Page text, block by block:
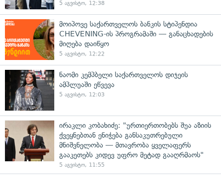
5 აგვისტო, 12:38
მოიპოვე საქართველოს ბანკის სტიპენდია
CHEVENING-ის პროგრამაში — განაცხადების
მიღება დაიწყო
5 აგვისტო, 12:22
ნაომი კემპბელი საქართველოს დიჯეის
ამპლუაში ეწვევა
5 აგვისტო, 12:03
ირაკლი კობახიძე: "ურთიერთობებს შუა აზიის
ქვეყნებთან ენიჭება განსაკუთრებული
მნიშვნელობა — მთავრობა ყველაფერს
გააკეთებს კიდევ უფრო მეტად გააღრმაოს"
5 აგვისტო, 11:55